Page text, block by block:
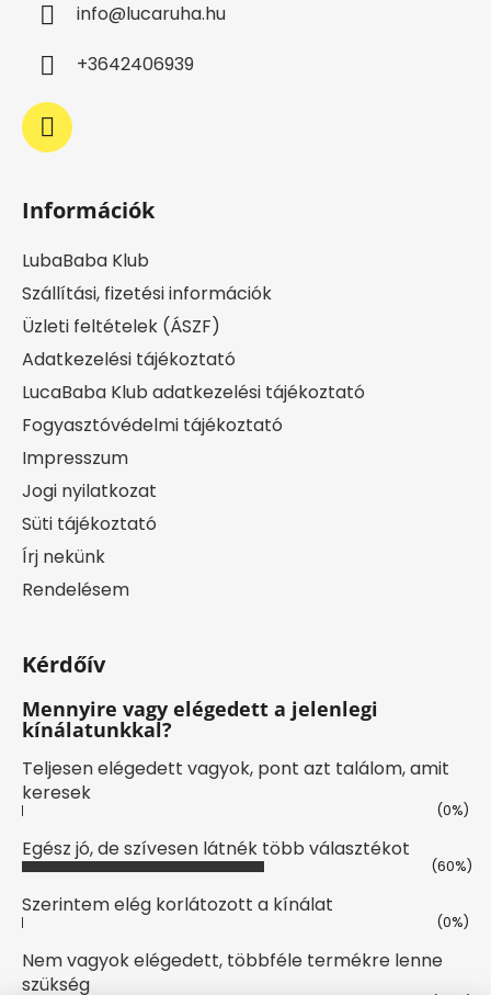
info@lucaruha.hu
+3642406939
Információk
LubaBaba Klub
Szállítási, fizetési információk
Üzleti feltételek (ÁSZF)
Adatkezelési tájékoztató
LucaBaba Klub adatkezelési tájékoztató
Fogyasztóvédelmi tájékoztató
Impresszum
Jogi nyilatkozat
Süti tájékoztató
Írj nekünk
Rendelésem
Kérdőív
Mennyire vagy elégedett a jelenlegi
kínálatunkkal?
Teljesen elégedett vagyok, pont azt találom, amit
keresek
(0%)
Egész jó, de szívesen látnék több választékot
(60%)
Szerintem elég korlátozott a kínálat
(0%)
Nem vagyok elégedett, többféle termékre lenne
szükség